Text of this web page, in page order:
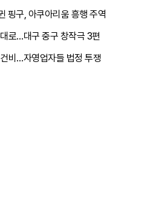
핑구, 아쿠아리움 흥행 주역
로…대구 중구 창작극 3편
비…자영업자들 법정 투쟁